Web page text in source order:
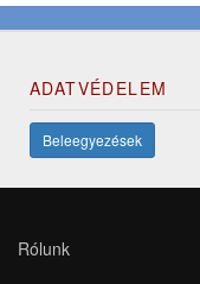
ADATVÉDELEM
Beleegyezések
Rólunk